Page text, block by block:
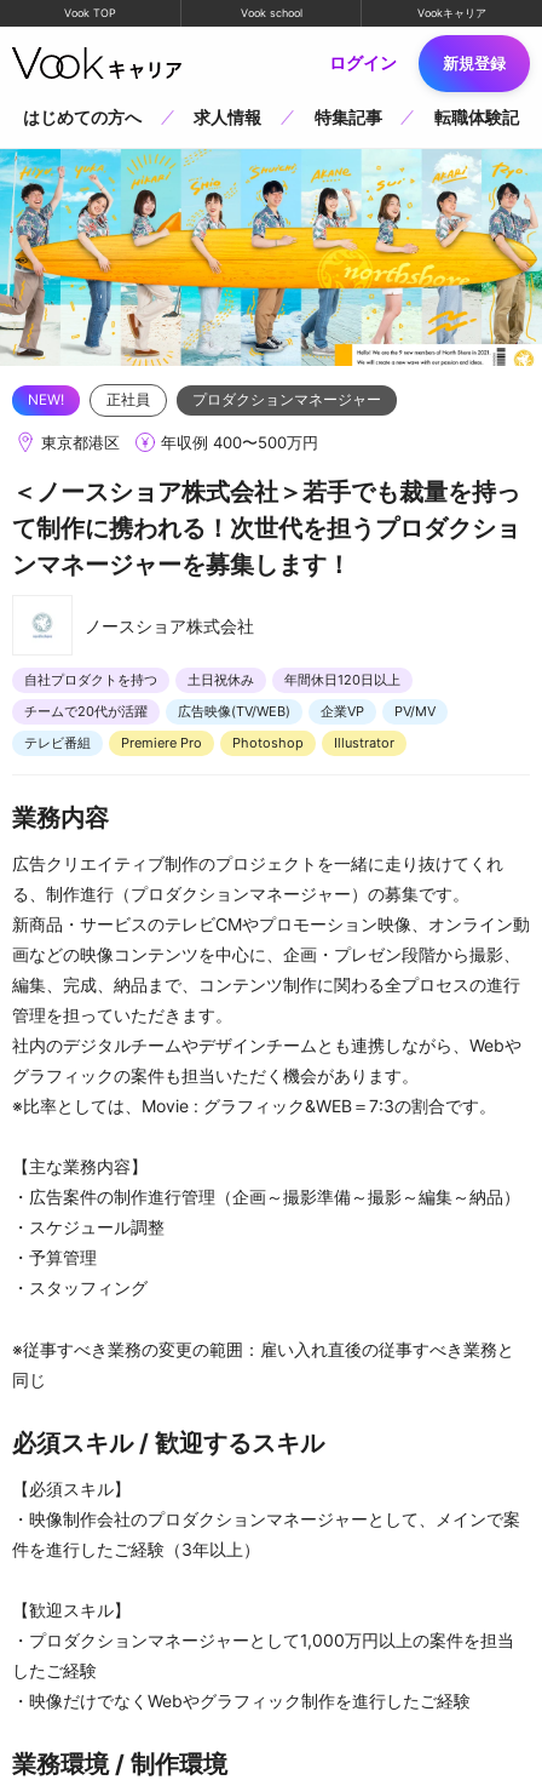
Vook TOP Vook school Vookキャリア
ログイン 新規登録
はじめての方へ 求人情報 特集記事 転職体験記
正社員 プロダクションマネージャー
東京都港区 年収例 400〜500万円
＜ノースショア株式会社＞若手でも裁量を持っ
て制作に携われる！次世代を担うプロダクショ
ンマネージャーを募集します！
ノースショア株式会社
自社プロダクトを持つ 土日祝休み
年間休日120日以上
チームで20代が活躍
広告映像(TV/WEB) 企業VP
PV/MV
テレビ番組
Premiere Pro Photoshop Illustrator
業務内容
広告クリエイティブ制作のプロジェクトを一緒に走り抜けてくれ
る、制作進行（プロダクションマネージャー）の募集です。
新商品・サービスのテレビCMやプロモーション映像、オンライン動
画などの映像コンテンツを中心に、企画・プレゼン段階から撮影、
編集、完成、納品まで、コンテンツ制作に関わる全プロセスの進行
管理を担っていただきます。
社内のデジタルチームやデザインチームとも連携しながら、Webや
グラフィックの案件も担当いただく機会があります。
※比率としては、Movie : グラフィック&WEB＝7:3の割合です。
【主な業務内容】
・広告案件の制作進行管理（企画～撮影準備～撮影～編集～納品）
・スケジュール調整
・予算管理
・スタッフィング
※従事すべき業務の変更の範囲：雇い入れ直後の従事すべき業務と
同じ
必須スキル / 歓迎するスキル
【必須スキル】
・映像制作会社のプロダクションマネージャーとして、メインで案
件を進行したご経験（3年以上）
【歓迎スキル】
・プロダクションマネージャーとして1,000万円以上の案件を担当
したご経験
・映像だけでなくWebやグラフィック制作を進行したご経験
業務環境 / 制作環境